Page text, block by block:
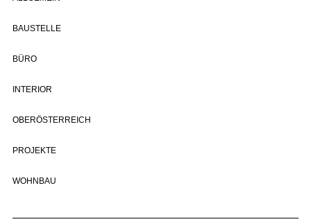
BAUSTELLE
BÜRO
INTERIOR
OBERÖSTERREICH
PROJEKTE
WOHNBAU